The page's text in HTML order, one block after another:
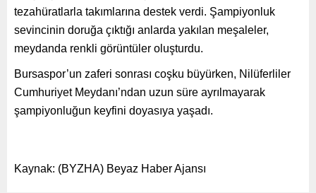
tezahüratlarla takımlarına destek verdi. Şampiyonluk
sevincinin doruğa çıktığı anlarda yakılan meşaleler,
meydanda renkli görüntüler oluşturdu.
Bursaspor’un zaferi sonrası coşku büyürken, Nilüferliler
Cumhuriyet Meydanı’ndan uzun süre ayrılmayarak
şampiyonluğun keyfini doyasıya yaşadı.
Kaynak: (BYZHA) Beyaz Haber Ajansı